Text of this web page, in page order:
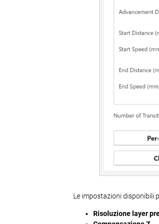
Le impostazioni disponibili
Risoluzione layer